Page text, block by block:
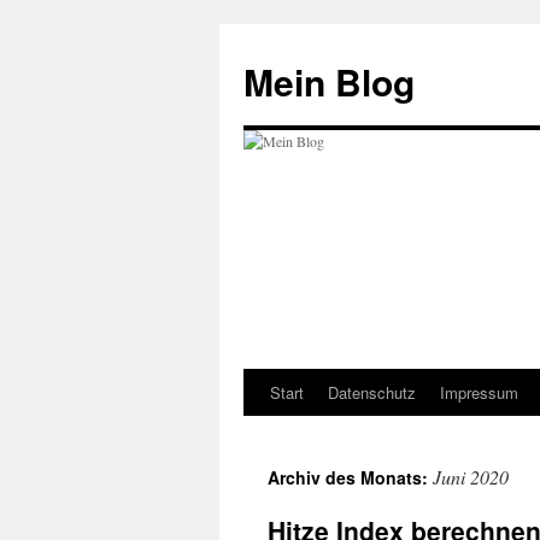
springen
Mein Blog
Start Datenschutz Impressum
Archiv des Monats: Juni 2020
Hitze Index